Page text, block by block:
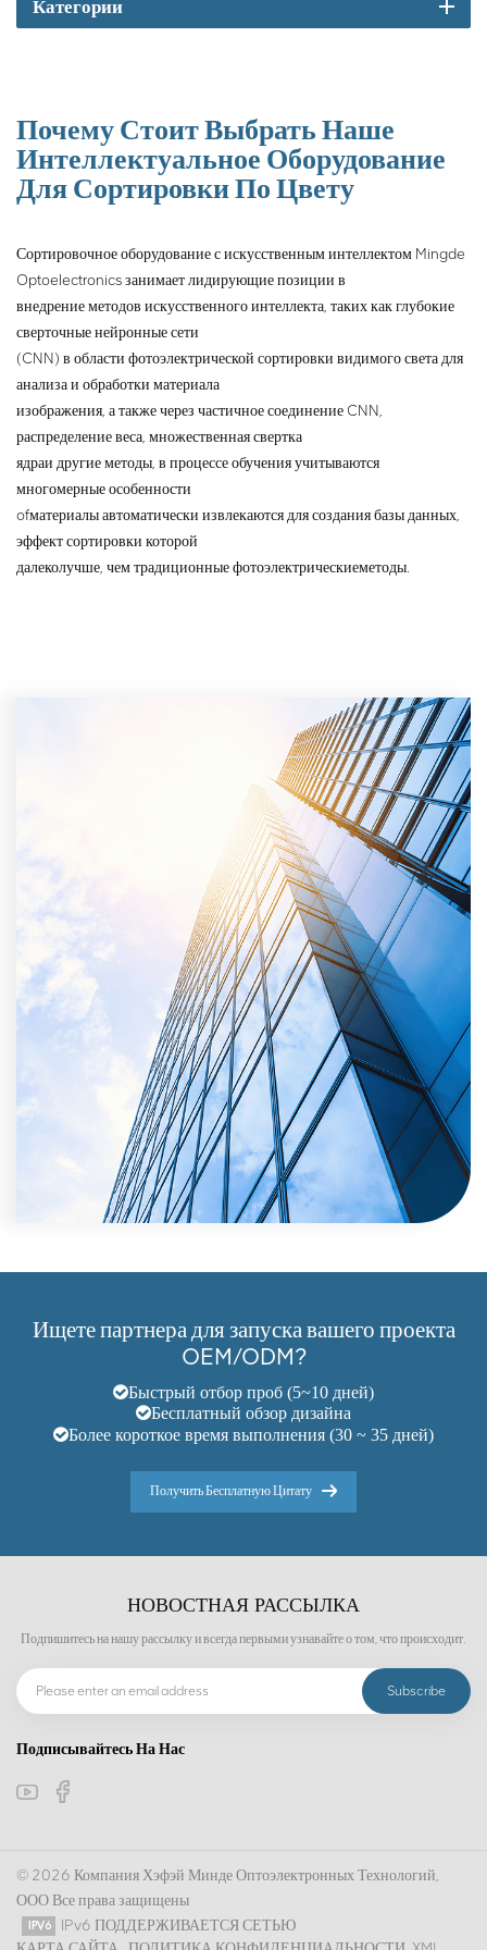
Сепаратор руды может
частицами, тяжелой пылью,
технические требования к
материалам для шероховатой
поверхности и т. д., а также
срок службы, чтобы
обеспечить лучшую
производительность для
Категории
Почему Стоит Выбрать Наше
Интеллектуальное Оборудование
Для Сортировки По Цвету
Сортировочное оборудование с искусственным интеллектом Mingde
Optoelectronics занимает лидирующие позиции в
внедрение методов искусственного интеллекта, таких как глубокие
сверточные нейронные сети
(CNN) в области фотоэлектрической сортировки видимого света для
анализа и обработки материала
изображения, а также через частичное соединение CNN,
распределение веса, множественная свертка
ядраи другие методы, в процессе обучения учитываются
многомерные особенности
ofматериалы автоматически извлекаются для создания базы данных,
эффект сортировки которой
далеколучше, чем традиционные фотоэлектрическиеметоды.
Ищете партнера для запуска вашего проекта
OEM/ODM?
Быстрый отбор проб (5~10 дней)
Бесплатный обзор дизайна
Более короткое время выполнения (30 ~ 35 дней)
Получить Бесплатную Цитату
НОВОСТНАЯ РАССЫЛКА
Подпишитесь на нашу рассылку и всегда первыми узнавайте о том, что происходит.
Подписывайтесь На Нас
© 2026 Компания Хэфэй Минде Оптоэлектронных Технологий,
ООО Все права защищены
IPv6 ПОДДЕРЖИВАЕТСЯ СЕТЬЮ